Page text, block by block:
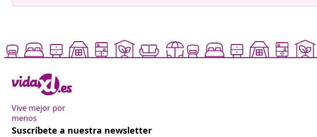
Vive mejor por
menos
Suscríbete a nuestra newsletter